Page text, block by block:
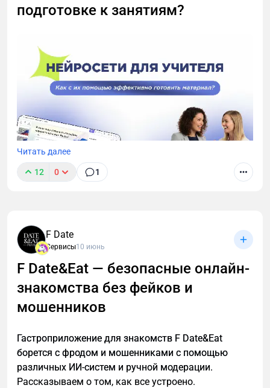
подготовке к занятиям?
презентаций, проверочных работ, отчетности.
Именно здесь нейросети могут существенно
облегчить процесс.
Читать далее
12 0 1
F Date
Сервисы10 июнь
F Date&Eat — безопасные онлайн-
знакомства без фейков и
мошенников
Гастроприложение для знакомств F Date&Eat
борется с фродом и мошенниками с помощью
различных ИИ-систем и ручной модерации.
Рассказываем о том, как все устроено.